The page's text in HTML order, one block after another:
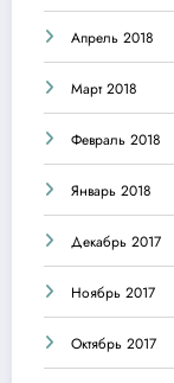
Апрель 2018
Март 2018
Февраль 2018
Январь 2018
Декабрь 2017
Ноябрь 2017
Октябрь 2017